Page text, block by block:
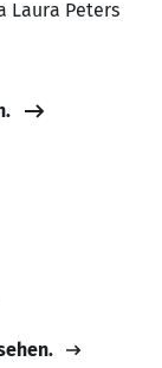
Laura Peters